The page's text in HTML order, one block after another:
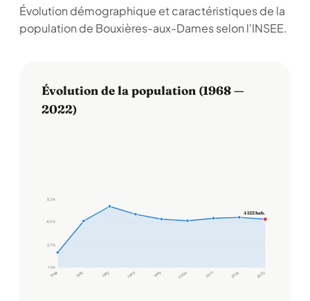
Évolution démographique et caractéristiques de la
population de Bouxières-aux-Dames selon l'INSEE.
Évolution de la population (1968 —
2022)
1,5 k
2,7 k
4,0 k
5,2 k
1968 1975 1982 1990 1999 2006 2011 2016 2022
4 122 hab.